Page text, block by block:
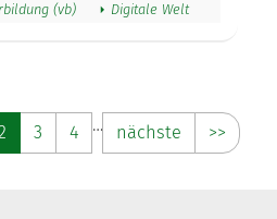
(vb) Digitale Welt
3 4 … nächste >>